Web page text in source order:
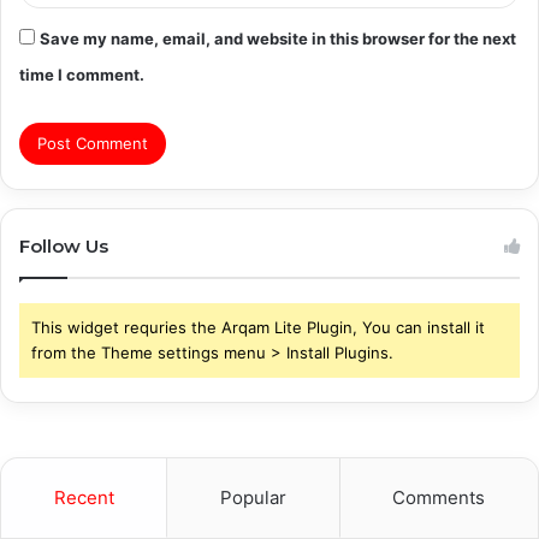
Save my name, email, and website in this browser for the next
time I comment.
Follow Us
This widget requries the Arqam Lite Plugin, You can install it
from the Theme settings menu > Install Plugins.
Recent Popular Comments